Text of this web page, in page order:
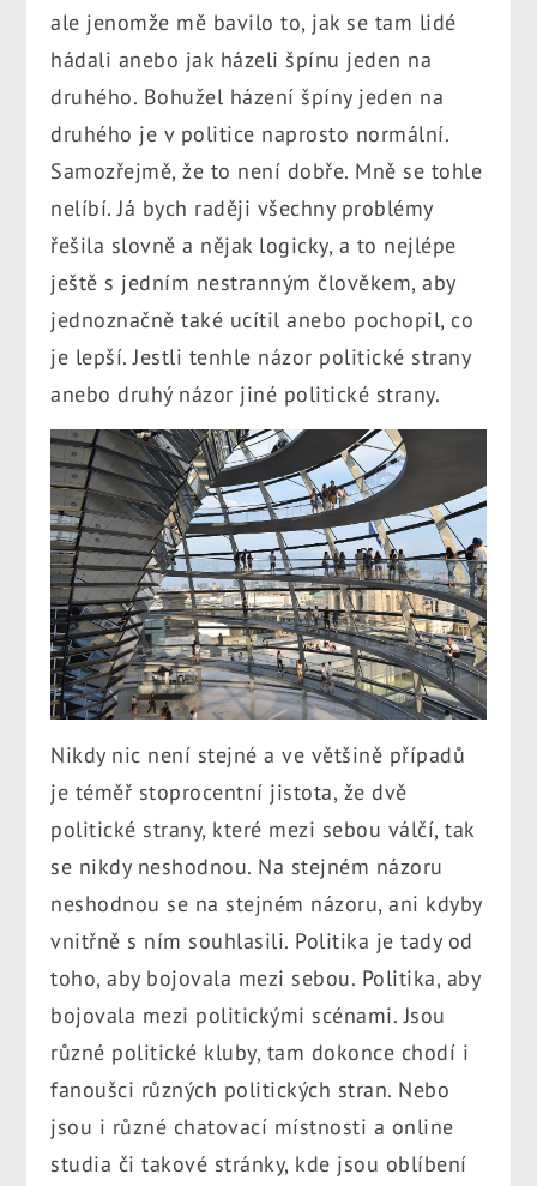
ale jenomže mě bavilo to, jak se tam lidé
hádali anebo jak házeli špínu jeden na
druhého. Bohužel házení špíny jeden na
druhého je v politice naprosto normální.
Samozřejmě, že to není dobře. Mně se tohle
nelíbí. Já bych raději všechny problémy
řešila slovně a nějak logicky, a to nejlépe
ještě s jedním nestranným člověkem, aby
jednoznačně také ucítil anebo pochopil, co
je lepší. Jestli tenhle názor politické strany
anebo druhý názor jiné politické strany.
Nikdy nic není stejné a ve většině případů
je téměř stoprocentní jistota, že dvě
politické strany, které mezi sebou válčí, tak
se nikdy neshodnou. Na stejném názoru
neshodnou se na stejném názoru, ani kdyby
vnitřně s ním souhlasili. Politika je tady od
toho, aby bojovala mezi sebou. Politika, aby
bojovala mezi politickými scénami. Jsou
různé politické kluby, tam dokonce chodí i
fanoušci různých politických stran. Nebo
jsou i různé chatovací místnosti a online
studia či takové stránky, kde jsou oblíbení